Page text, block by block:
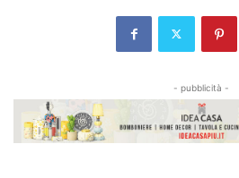
- pubblicità -